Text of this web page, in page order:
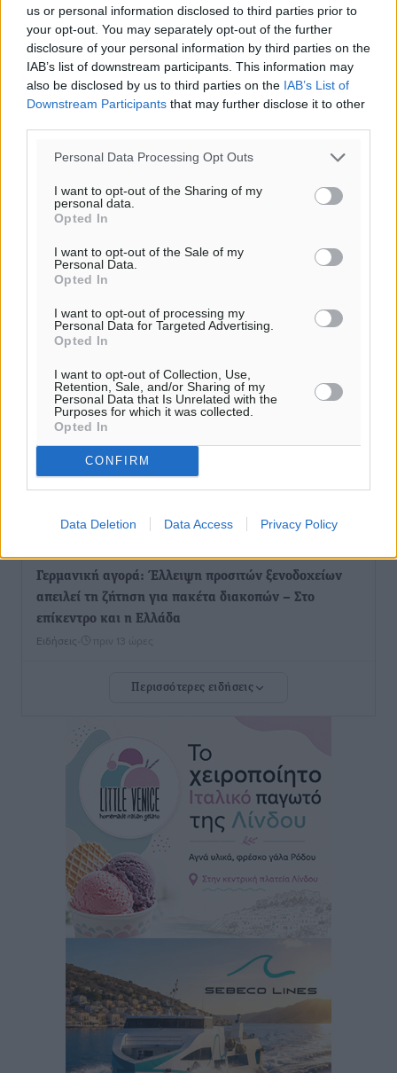
us or personal information disclosed to third parties prior to
your opt-out. You may separately opt-out of the further
disclosure of your personal information by third parties on the
IAB’s list of downstream participants. This information may
also be disclosed by us to third parties on the IAB’s List of
Downstream Participants that may further disclose it to other
Personal Data Processing Opt Outs
I want to opt-out of the Sharing of my
personal data.
Opted In
I want to opt-out of the Sale of my
Personal Data.
Opted In
I want to opt-out of processing my
Personal Data for Targeted Advertising.
Opted In
I want to opt-out of Collection, Use,
Retention, Sale, and/or Sharing of my
Personal Data that Is Unrelated with the
Purposes for which it was collected.
Opted In
CONFIRM
Data Deletion Data Access Privacy Policy
Ροή ειδήσεων
Η Meridiam ξεκλειδώνει τις έρευνες βυθού στη
Παρουσίαση βιβλίου του Α. Χατζημιχαήλ – Τιμητική
εκδήλωση για τους αυτοδιοικητικούς της Κω
Εγκρίθηκε η ηλεκτρική διασύνδεση Ρόδου και Κω
Ελλάδα
Τοπικές Ειδήσεις
Νέο ανακαινισμένο δημοτικό τουριστικό γραφείο
στην Πάτμο
Τοπικές Ειδήσεις
Τοπικές Ειδήσεις• πριν 13 ώρες
Γερμανική αγορά: Έλλειψη προσιτών ξενοδοχείων
απειλεί τη ζήτηση για πακέτα διακοπών – Στο
επίκεντρο και η Ελλάδα
Ειδήσεις πριν 13 ώρες
Νέο ξενοδοχείο στη Ρόδο για την H Hotels –
στην Κω
Τοπικές Ειδήσεις • πριν 13 ώρες
Αυτοκίνητο μπήκε παράνομα σε μονόδρομο στο
Μαστιχάρι – Αναποδογύρισε όχημα με μητέρα και
5χρονο παιδί
Τοπικές Ειδήσεις• πριν 13 ώρες
“Η Ευρώπη αντιμετώπιζε το προσφυγικό σαν ταινία
τρόμου” – Η συγκλονιστική μαρτυρία της Χαρούλας
Γιασιράνη στον RV για τα γεγονότα που οδήγησαν στο
Σύμφωνο της Λέρου
Τοπικές Ειδήσεις • πριν 13 ώρες
Συναυλία με τον Γιάννη Κότσιρα στις 21 Αυγούστου
Πολιτιστικά• πριν 13 ώρες
Περισσότερες ειδήσεις